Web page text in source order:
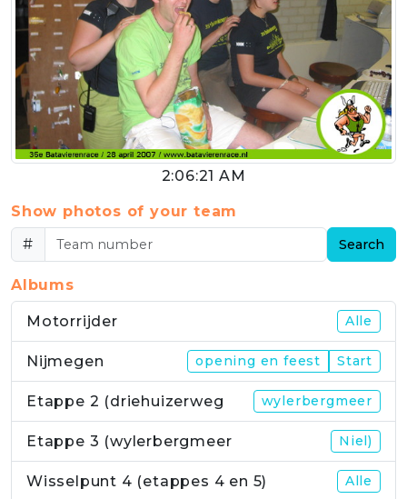
2:06:21 AM
Show photos of your team
#
Search
Albums
Motorrijder Alle
Nijmegen opening en feest Start
Etappe 2 (driehuizerweg wylerbergmeer
Etappe 3 (wylerbergmeer Niel)
Wisselpunt 4 (etappes 4 en 5) Alle